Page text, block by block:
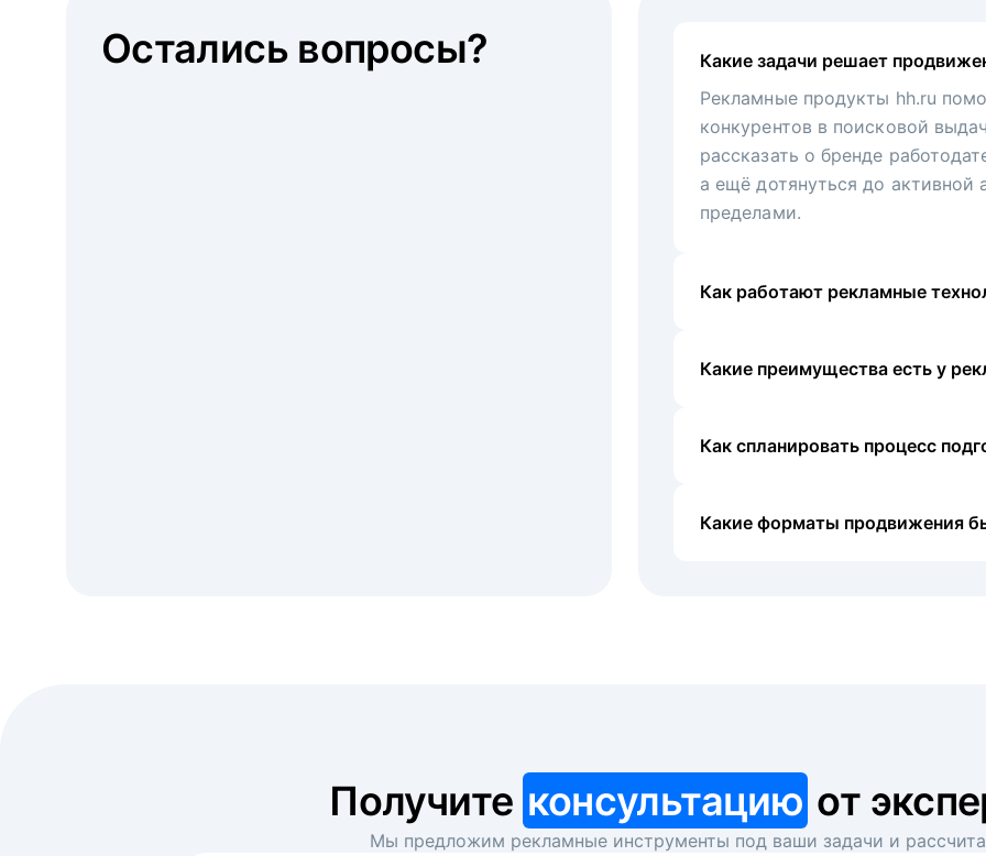
Какие задачи решает
Рекламные продукты hh.ru
конкурентов в поисковой
рассказать о бренде
а ещё дотянуться до активной
пределами.
Как работают рекламные
Какие преимущества есть у
Как спланировать процесс
Какие форматы продвижения
Остались вопросы?
Получите консультацию от
Мы предложим рекламные инструменты под ваши задачи и